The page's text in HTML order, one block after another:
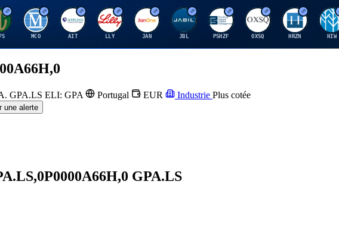
M
MCO
A
AIT
E
LLY
J
JAN
J
JBL
P
PSHZF
O
OXSQ
H
HRZN
H
HIW
GPA.LS ELI: GPA Portugal EUR Industrie Plus cotée
une alerte
GPA.LS